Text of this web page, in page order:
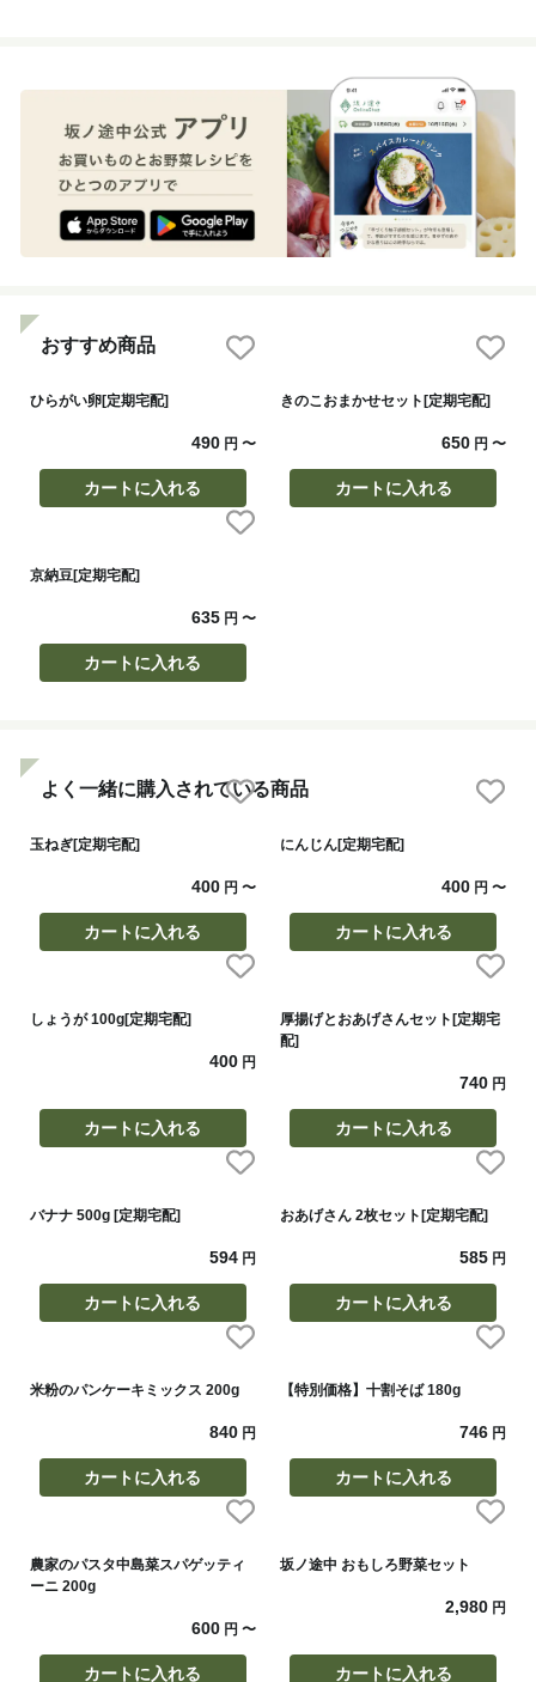
おすすめ商品
ひらがい卵[定期宅配]
490円 〜
カートに入れる
きのこおまかせセット[定期宅配]
650 円〜
カートに入れる
京納豆[定期宅配]
635円 〜
カートに入れる
よく一緒に購入されている商品
玉ねぎ[定期宅配]
400円 〜
カートに入れる
にんじん[定期宅配]
400 円〜
カートに入れる
しょうが 100g[定期宅配]
400円
カートに入れる
厚揚げとおあげさんセット[定期宅
配]
740 円
カートに入れる
バナナ 500g [定期宅配]
594円
カートに入れる
おあげさん 2枚セット[定期宅配]
585 円
カートに入れる
米粉のパンケーキミックス 200g
840円
カートに入れる
【特別価格】十割そば 180g
746 円
カートに入れる
農家のパスタ中島菜スパゲッティ
ーニ 200g
600円 〜
カートに入れる
坂ノ途中 おもしろ野菜セット
2,980 円
カートに入れる